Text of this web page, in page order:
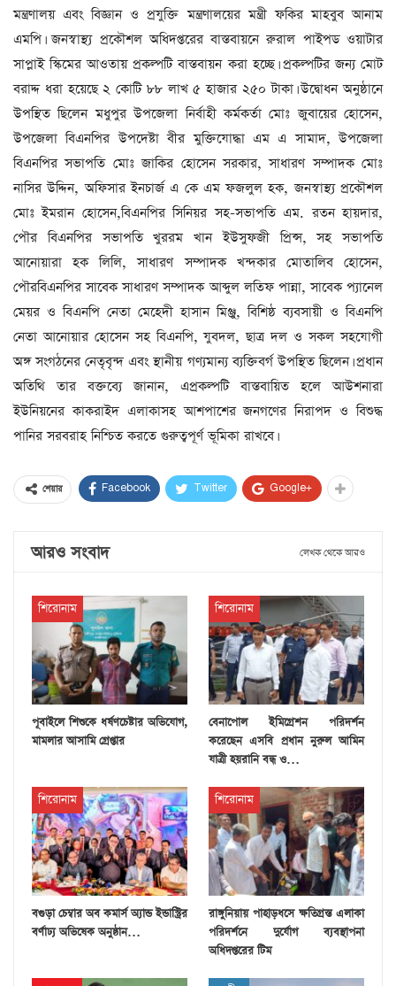
মন্ত্রণালয় এবং বিজ্ঞান ও প্রযুক্তি মন্ত্রণালয়ের মন্ত্রী ফকির মাহবুব আনাম
এমপি। জনস্বাস্থ্য প্রকৌশল অধিদপ্তরের বাস্তবায়নে রুরাল পাইপড ওয়াটার
সাপ্লাই স্কিমের আওতায় প্রকল্পটি বাস্তবায়ন করা হচ্ছে। প্রকল্পটির জন্য মোট
বরাদ্দ ধরা হয়েছে ২ কোটি ৮৮ লাখ ৫ হাজার ২৫০ টাকা। উদ্বোধন অনুষ্ঠানে
উপস্থিত ছিলেন মধুপুর উপজেলা নির্বাহী কর্মকর্তা মোঃ জুবায়ের হোসেন,
উপজেলা বিএনপির উপদেষ্টা বীর মুক্তিযোদ্ধা এম এ সামাদ, উপজেলা
বিএনপির সভাপতি মোঃ জাকির হোসেন সরকার, সাধারণ সম্পাদক মোঃ
নাসির উদ্দিন, অফিসার ইনচার্জ এ কে এম ফজলুল হক, জনস্বাস্থ্য প্রকৌশল
মোঃ ইমরান হোসেন,বিএনপির সিনিয়র সহ-সভাপতি এম. রতন হায়দার,
পৌর বিএনপির সভাপতি খুররম খান ইউসুফজী প্রিন্স, সহ সভাপতি
আনোয়ারা হক লিলি, সাধারণ সম্পাদক খন্দকার মোতালিব হোসেন,
পৌরবিএনপির সাবেক সাধারণ সম্পাদক আব্দুল লতিফ পান্না, সাবেক প্যানেল
মেয়র ও বিএনপি নেতা মেহেদী হাসান মিঞ্জু, বিশিষ্ঠ ব্যবসায়ী ও বিএনপি
নেতা আনোয়ার হোসেন সহ বিএনপি, যুবদল, ছাত্র দল ও সকল সহযোগী
অঙ্গ সংগঠনের নেতৃবৃন্দ এবং স্থানীয় গণ্যমান্য ব্যক্তিবর্গ উপস্থিত ছিলেন। প্রধান
অতিথি তার বক্তব্যে জানান, এপ্রকল্পটি বাস্তবায়িত হলে আউশনারা
ইউনিয়নের কাকরাইদ এলাকাসহ আশপাশের জনগণের নিরাপদ ও বিশুদ্ধ
পানির সরবরাহ নিশ্চিত করতে গুরুত্বপূর্ণ ভূমিকা রাখবে।
শেয়ার Facebook Twitter Google+
আরও সংবাদ লেখক থেকে আরও
শিরোনাম
পূবাইলে শিশুকে ধর্ষণচেষ্টার অভিযোগ,
মামলার আসামি গ্রেপ্তার
শিরোনাম
বেনাপোল ইমিগ্রেশন পরিদর্শন
করেছেন এসবি প্রধান নুরুল আমিন
যাত্রী হয়রানি বন্ধ ও…
শিরোনাম
বগুড়া চেম্বার অব কমার্স অ্যান্ড ইন্ডাস্ট্রির
বর্ণাঢ্য অভিষেক অনুষ্ঠান…
শিরোনাম
রাঙ্গুনিয়ায় পাহাড়ধসে ক্ষতিগ্রস্ত এলাকা
পরিদর্শনে দুর্যোগ ব্যবস্থাপনা
অধিদপ্তরের টিম